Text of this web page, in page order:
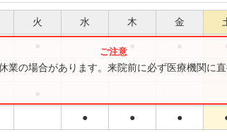
火 水 木 金
●
● ● ●
業の場合があります。来院前に必ず医療機関に直